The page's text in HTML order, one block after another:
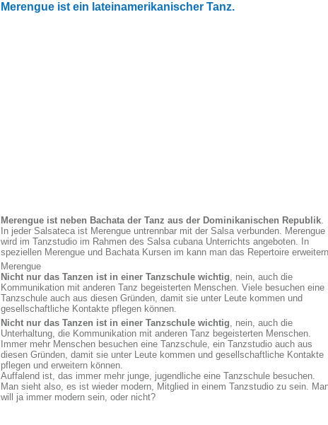
Merengue ist ein lateinamerikanischer Tanz.
Merengue ist neben Bachata der Tanz aus der Dominikanischen Republik.
In jeder Salsateca ist Merengue untrennbar mit der Salsa verbunden. Merengue
wird im Tanzstudio im Rahmen des Salsa cubana Unterrichts angeboten. In
speziellen Merengue und Bachata Kursen im kann man das Repertoire
Merengue
Nicht nur das Tanzen ist in einer Tanzschule wichtig, nein, auch die
Kommunikation mit anderen Tanz begeisterten Menschen. Viele besuchen eine
Tanzschule auch aus diesen Gründen, damit sie unter Leute kommen und
gesellschaftliche Kontakte pflegen können.
Nicht nur das Tanzen ist in einer Tanzschule wichtig, nein, auch die
Unterhaltung, die Kommunikation mit anderen Tanz begeisterten Menschen.
Immer mehr Menschen besuchen eine Tanzschule, ein Tanzstudio auch aus
diesen Gründen, damit sie unter Leute kommen und gesellschaftliche Kontakte
pflegen und erweitern können.
Auffalend ist, das immer mehr junge, jugendliche eine Tanzschule besuchen.
Man sieht also, es ist wieder modern, Mitglied in einem Tanzstudio zu sein.
will ja immer modern sein, oder nicht?